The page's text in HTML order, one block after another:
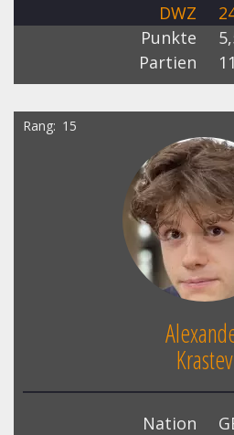
DWZ
Punkte
Partien
11
Rang 15
Krastev
Nation